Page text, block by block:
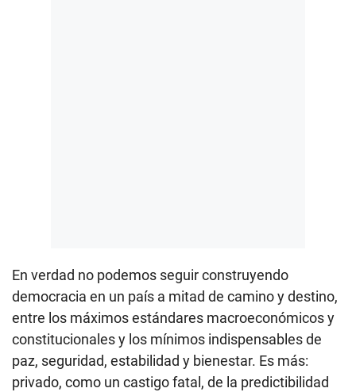
En verdad no podemos seguir construyendo
democracia en un país a mitad de camino y destino,
entre los máximos estándares macroeconómicos y
constitucionales y los mínimos indispensables de
paz, seguridad, estabilidad y bienestar. Es más:
privado, como un castigo fatal, de la predictibilidad